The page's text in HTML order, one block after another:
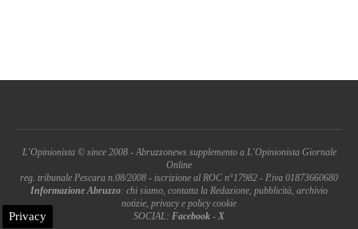
L'Opinionista © since 2008 - Abruzzonews supplemento a L'Opinionista Giornale
Online
reg. tribunale Pescara n.08/2008 - iscrizione al ROC n°17982 - P.iva 01873660680
Informazione Abruzzo: chi siamo, contatta la Redazione, pubblicità, archivio
notizie, privacy e policy cookie
SOCIAL: Facebook - X
Privacy